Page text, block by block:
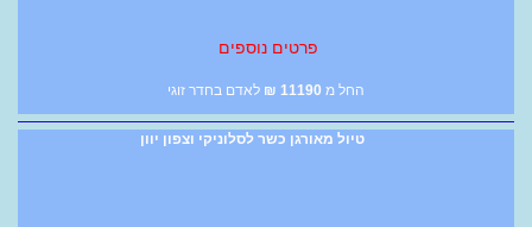
פרטים נוספים
החל מ 11190
₪ לאדם בחדר זוגי
טיול מאורגן כשר לסלוניקי וצפון יוון